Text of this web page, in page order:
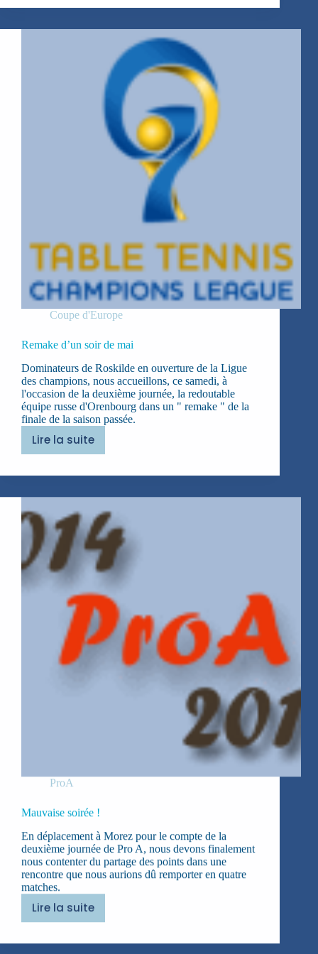
Coupe d'Europe
Remake d’un soir de mai
Dominateurs de Roskilde en ouverture de la Ligue
des champions, nous accueillons, ce samedi, à
l'occasion de la deuxième journée, la redoutable
équipe russe d'Orenbourg dans un " remake " de la
finale de la saison passée.
Lire la suite
Remake
soir
de
mai
ProA
Mauvaise soirée !
En déplacement à Morez pour le compte de la
deuxième journée de Pro A, nous devons finalement
nous contenter du partage des points dans une
rencontre que nous aurions dû remporter en quatre
matches.
Lire la suite
Mauvaise
!